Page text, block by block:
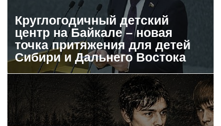
Круглогодичный детский
центр на Байкале – новая
точка притяжения для детей
Сибири и Дальнего Востока